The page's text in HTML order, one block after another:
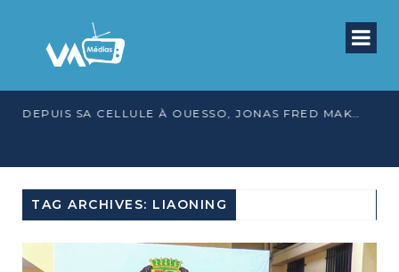
DEPUIS SA CELLULE À OUESSO, JONAS FRED MAKITA DÉNONCE CE QU’IL QUALIFIE DE DÉNI DE JUSTICE
TAG ARCHIVES: LIAONING